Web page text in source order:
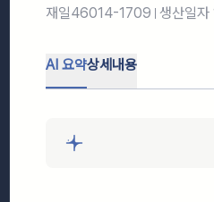
재일46014-1709 생산일자
AI 요약상세내용